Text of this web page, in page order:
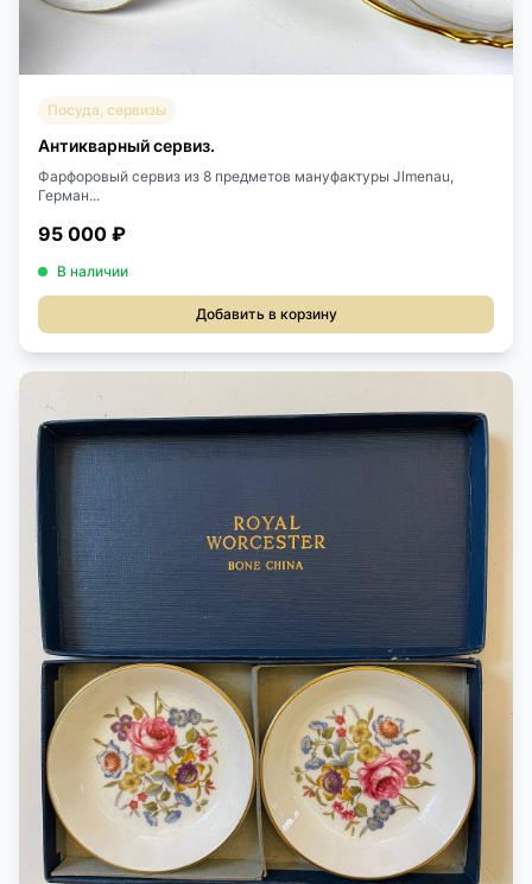
Посуда, сервизы
Антикварный сервиз.
Фарфоровый сервиз из 8 предметов мануфактуры Jlmenau,
Герман...
95 000 ₽
В наличии
Добавить в корзину